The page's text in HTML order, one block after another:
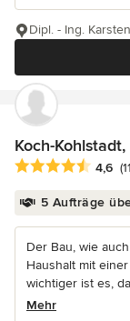
Dipl. - Ing.
Koch-
Durchschnittliche
4,6
5 Aufträge
Der Bau, wie
Haushalt mit
wichtiger ist es,
Mehr